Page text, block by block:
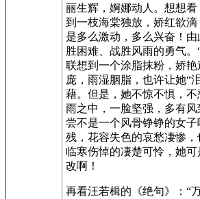
丽生辉，婀娜动人。想想
到一枝海棠独放，娇红欲
是多么激动，多么兴奋！
胜困难、战胜风雨的勇气。
联想到一个涂脂抹粉，娇
庞，雨湿胭脂，也许让她“
藉。但是，她不惊不惧，
雨之中，一脸坚强，多有
尝不是一个风骨铮铮的女
残，花容失色的哀愁凄惨，
临寒伤悼的凄楚可怜，她
改啊！
再看汪若楫的《绝句》：“